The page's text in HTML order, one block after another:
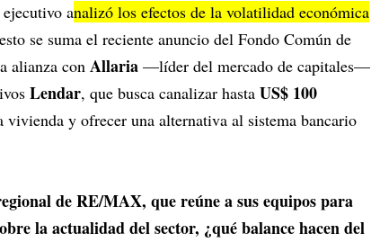
analizó los efectos de la volatilidad económica
se suma el reciente anuncio del Fondo Común de
alianza con Allaria —líder del mercado de capitales—
Lendar, que busca canalizar hasta US$ 100
vivienda y ofrecer una alternativa al sistema bancario
de RE/MAX, que reúne a sus equipos para
la actualidad del sector, ¿qué balance hacen del